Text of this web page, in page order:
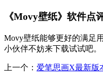
《Movy壁纸》软件点
Movy壁纸能够更好的满足
小伙伴不妨来下载试试吧。
上一个： 爱笔思画X最新版